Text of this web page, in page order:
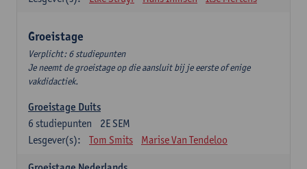
Groeistage
Verplicht: 6 studiepunten
Je neemt de groeistage op die aansluit bij je eerste of enige
vakdidactiek.
Groeistage Duits
2E SEM
6 studiepunten
Lesgever(s):
Tom Smits Marise Van Tendeloo